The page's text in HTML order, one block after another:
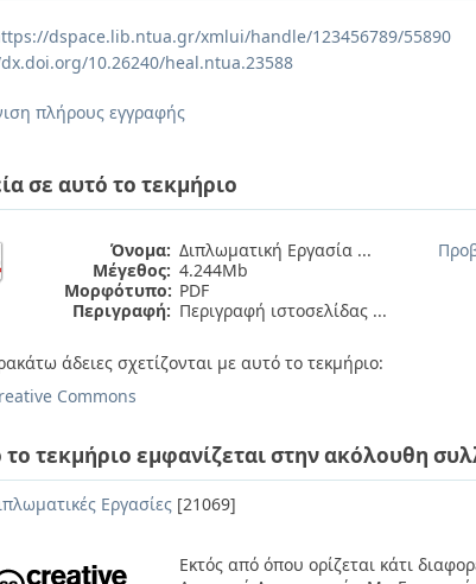
dspace.lib.ntua.gr/xmlui/handle/123456789/55890
10.26240/heal.ntua.23588
πλήρους εγγραφής
σε αυτό το τεκμήριο
Όνομα: Διπλωματική Εργασία ...
Μέγεθος: 4.244Mb
Μορφότυπο: PDF
Περιγραφή: Περιγραφή ιστοσελίδας ...
άδειες σχετίζονται με αυτό το τεκμήριο:
Commons
το τεκμήριο εμφανίζεται στην ακόλουθη
Εργασίες [21069]
Εκτός από όπου ορίζεται κάτι